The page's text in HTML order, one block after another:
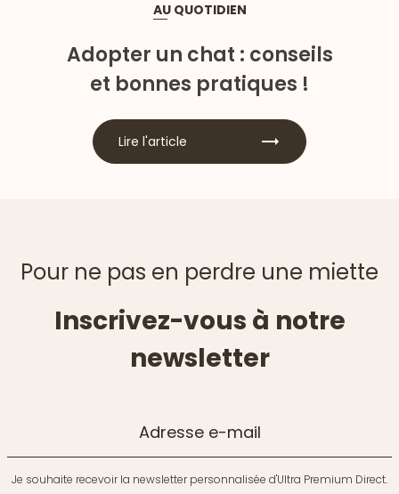
AU QUOTIDIEN
Adopter un chat : conseils
et bonnes pratiques !
Lire l'article
Pour ne pas en perdre une miette
Inscrivez-vous à notre
newsletter
Adresse e-mail
Je souhaite recevoir la newsletter personnalisée d'Ultra Premium Direct.